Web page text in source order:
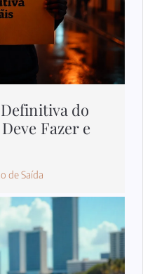
do
Fazer e
de Saída